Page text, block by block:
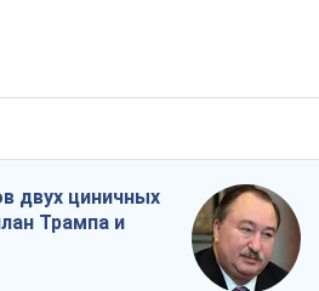
двух циничных
Трампа и